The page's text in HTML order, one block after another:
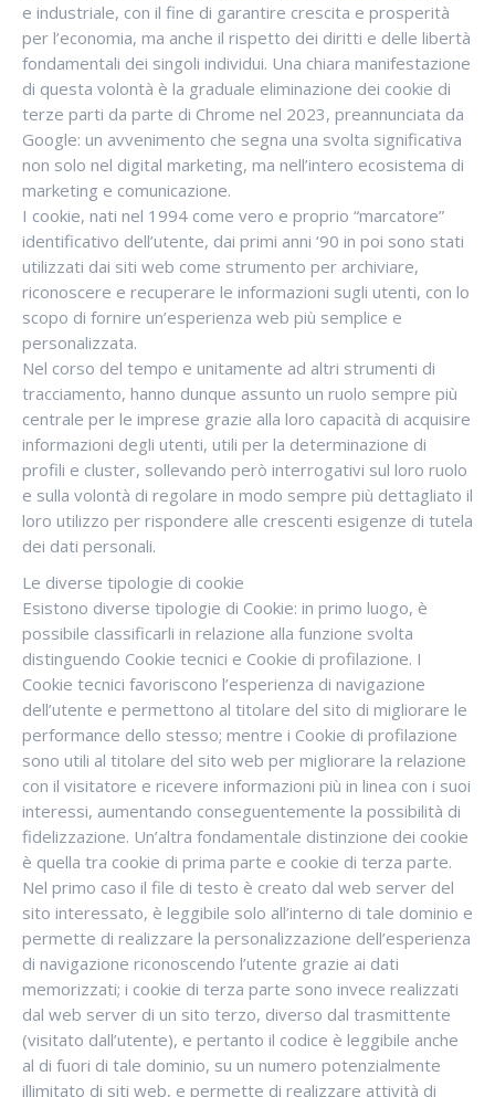
e industriale, con il fine di garantire crescita e prosperità
per l’economia, ma anche il rispetto dei diritti e delle libertà
fondamentali dei singoli individui. Una chiara manifestazione
di questa volontà è la graduale eliminazione dei cookie di
terze parti da parte di Chrome nel 2023, preannunciata da
Google: un avvenimento che segna una svolta significativa
non solo nel digital marketing, ma nell’intero ecosistema di
marketing e comunicazione.
I cookie, nati nel 1994 come vero e proprio “marcatore”
identificativo dell’utente, dai primi anni ‘90 in poi sono stati
utilizzati dai siti web come strumento per archiviare,
riconoscere e recuperare le informazioni sugli utenti, con lo
scopo di fornire un’esperienza web più semplice e
personalizzata.
Nel corso del tempo e unitamente ad altri strumenti di
tracciamento, hanno dunque assunto un ruolo sempre più
centrale per le imprese grazie alla loro capacità di acquisire
informazioni degli utenti, utili per la determinazione di
profili e cluster, sollevando però interrogativi sul loro ruolo
e sulla volontà di regolare in modo sempre più dettagliato il
loro utilizzo per rispondere alle crescenti esigenze di tutela
dei dati personali.
Le diverse tipologie di cookie
Esistono diverse tipologie di Cookie: in primo luogo, è
possibile classificarli in relazione alla funzione svolta
distinguendo Cookie tecnici e Cookie di profilazione. I
Cookie tecnici favoriscono l’esperienza di navigazione
dell’utente e permettono al titolare del sito di migliorare le
performance dello stesso; mentre i Cookie di profilazione
sono utili al titolare del sito web per migliorare la relazione
con il visitatore e ricevere informazioni più in linea con i suoi
interessi, aumentando conseguentemente la possibilità di
fidelizzazione. Un’altra fondamentale distinzione dei cookie
è quella tra cookie di prima parte e cookie di terza parte.
Nel primo caso il file di testo è creato dal web server del
sito interessato, è leggibile solo all’interno di tale dominio e
permette di realizzare la personalizzazione dell’esperienza
di navigazione riconoscendo l’utente grazie ai dati
memorizzati; i cookie di terza parte sono invece realizzati
dal web server di un sito terzo, diverso dal trasmittente
(visitato dall’utente), e pertanto il codice è leggibile anche
al di fuori di tale dominio, su un numero potenzialmente
illimitato di siti web, e permette di realizzare attività di